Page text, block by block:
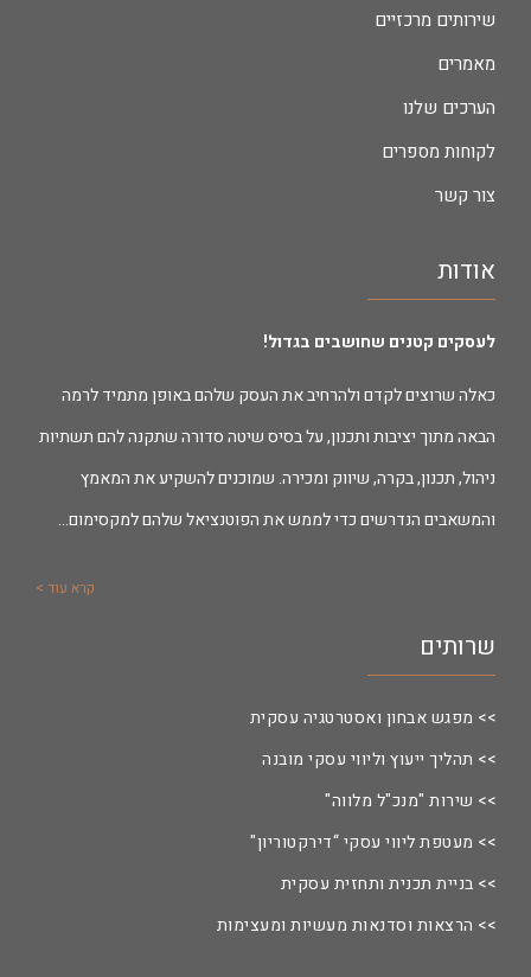
שירותים מרכזיים
מאמרים
הערכים שלנו
לקוחות מספרים
צור קשר
אודות
לעסקים קטנים שחושבים בגדול!
כאלה שרוצים לקדם ולהרחיב את העסק שלהם באופן מתמיד לרמה
הבאה מתוך יציבות ותכנון, על בסיס שיטה סדורה שתקנה להם תשתיות
ניהול, תכנון, בקרה, שיווק ומכירה. שמוכנים להשקיע את המאמץ
והמשאבים הנדרשים כדי לממש את הפוטנציאל שלהם למקסימום…
קרא עוד >
שרותים
>> מפגש אבחון ואסטרטגיה עסקית
>> תהליך ייעוץ וליווי עסקי מובנה
>> שירות "מנכ"ל מלווה"
>> מעטפת ליווי עסקי “דירקטוריון"
>> בניית תכנית ותחזית עסקית
>> הרצאות וסדנאות מעשיות ומעצימות